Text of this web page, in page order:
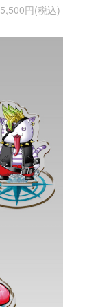
円(税込)